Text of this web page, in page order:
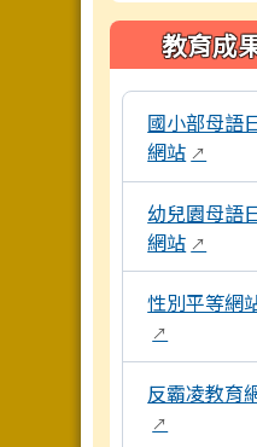
教育成
以下為校內各
國小部母語
網站 ↗
幼兒園母語
網站 ↗
性別平等網
↗
反霸凌教育
↗